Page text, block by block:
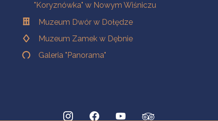
"Koryznówka" w Nowym Wiśniczu
Muzeum Dwór w Dołędze
Muzeum Zamek w Dębnie
Galeria "Panorama"